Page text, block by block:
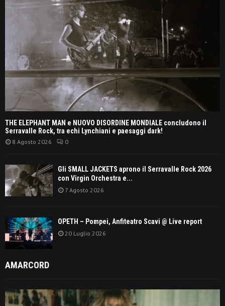
THE ELEPHANT MAN e NUOVO DISORDINE MONDIALE concludono il
Serravalle Rock, tra echi Lynchiani e paesaggi dark!
8 Agosto 2026 0
Gli SMALL JACKETS aprono il Serravalle Rock 2026
con Virgin Orchestra e...
7 Agosto 2026
OPETH – Pompei, Anfiteatro Scavi @ Live report
20 Luglio 2026
AMARCORD